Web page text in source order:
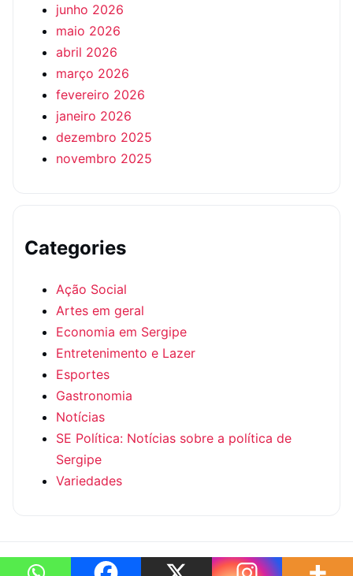
junho 2026
maio 2026
abril 2026
março 2026
fevereiro 2026
janeiro 2026
dezembro 2025
novembro 2025
Categories
Ação Social
Artes em geral
Economia em Sergipe
Entretenimento e Lazer
Esportes
Gastronomia
Notícias
SE Política: Notícias sobre a política de
Sergipe
Variedades
© 2026 — SE Política: